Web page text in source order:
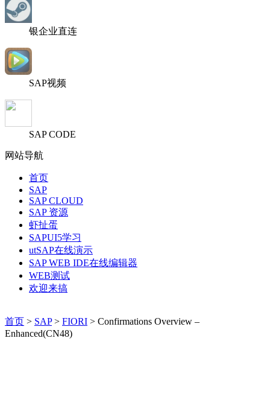
银企业直连
SAP视频
SAP CODE
网站导航
首页
SAP
SAP CLOUD
SAP 资源
虾扯蛋
SAPUI5学习
utSAP在线演示
SAP WEB IDE在线编辑器
WEB测试
欢迎来搞
首页 > SAP> FIORI > Confirmations Overview –
Enhanced(CN48)